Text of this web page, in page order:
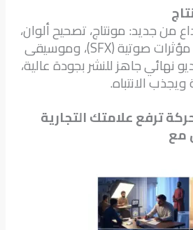
من جديد: مونتاج، تصحيح ألوان،
مؤثرات بصرية (VFX)، مؤثرات صوتية (SFX)، وموسيقى
نهائي جاهز للنشر بجودة عالية،
ويجذب الانتباه.
ترفع علامتك التجارية
مع